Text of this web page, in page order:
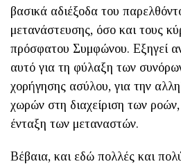
βασικά αδιέξοδα του
μετανάστευσης, όσο και τους
πρόσφατου Συμφώνου. Εξηγεί
αυτό για τη φύλαξη των
χορήγησης ασύλου, για την
χωρών στη διαχείριση των
ένταξη των μεταναστών.
Βέβαια, και εδώ πολλές και